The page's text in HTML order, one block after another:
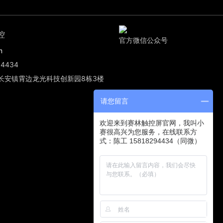
安镇霄边龙光科技创新园8栋3楼
官方微信公众号
请您留言
欢迎来到赛林触控屏官网，我叫小
赛很高兴为您服务，在线联系方
式：陈工 15818294434（同微）